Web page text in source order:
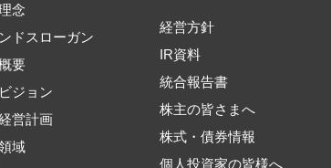
念
ドスローガン
要
ジョン
営計画
域
経営方針
IR資料
統合報告書
株主の皆さまへ
株式・債券情報
個人投資家の皆様へ